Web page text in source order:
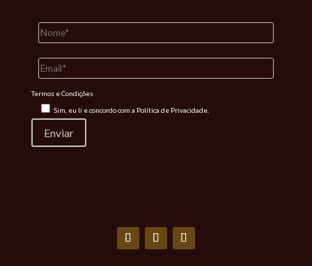
Termos e Condições
Sim, eu li e concordo com a Política de Privacidade.